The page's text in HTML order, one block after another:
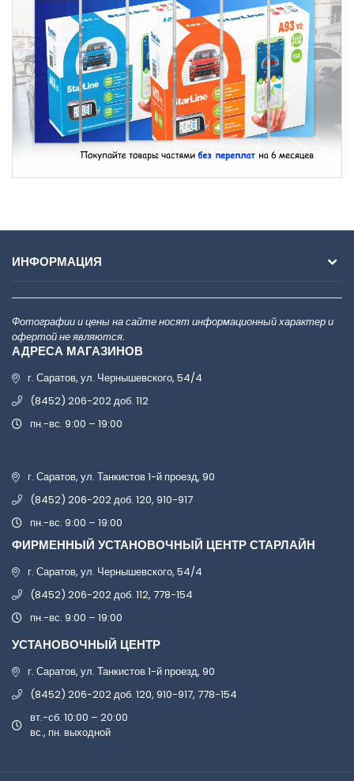
ИНФОРМАЦИЯ
Фотографии и цены на сайте носят информационный характер и
офертой не являются.
АДРЕСА МАГАЗИНОВ
г. Саратов, ул. Чернышевского, 54/4
(8452) 206-202 доб. 112
пн.-вс. 9:00 – 19:00
г. Саратов, ул. Танкистов 1-й проезд, 90
(8452) 206-202 доб. 120, 910-917
пн.-вс. 9:00 – 19:00
ФИРМЕННЫЙ УСТАНОВОЧНЫЙ ЦЕНТР СТАРЛАЙН
г. Саратов, ул. Чернышевского, 54/4
(8452) 206-202 доб. 112, 778-154
пн.-вс. 9:00 – 19:00
УСТАНОВОЧНЫЙ ЦЕНТР
г. Саратов, ул. Танкистов 1-й проезд, 90
(8452) 206-202 доб. 120, 910-917, 778-154
вт.-сб. 10:00 – 20:00
вс., пн. выходной